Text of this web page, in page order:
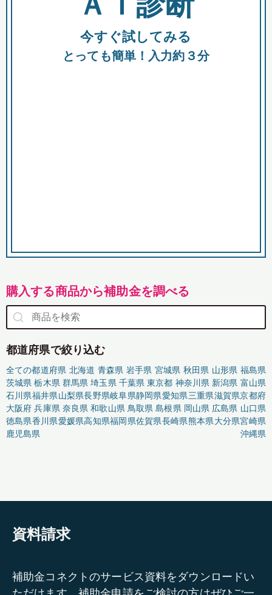
今すぐ試してみる
とっても簡単！入力約３分
購入する商品から補助金を調べる
都道府県で絞り込む
全ての都道府県 北海道 青森県 岩手県 宮城県 秋田県 山形県 福島県
茨城県 栃木県 群馬県 埼玉県 千葉県 東京都 神奈川県 新潟県 富山県
石川県福井県山梨県長野県岐阜県静岡県愛知県三重県滋賀県京都府
大阪府 兵庫県 奈良県 和歌山県 鳥取県 島根県 岡山県 広島県 山口県
徳島県香川県愛媛県高知県福岡県佐賀県長崎県熊本県大分県宮崎県
鹿児島県
沖縄県
資料請求
補助金コネクトのサービス資料をダウンロードい